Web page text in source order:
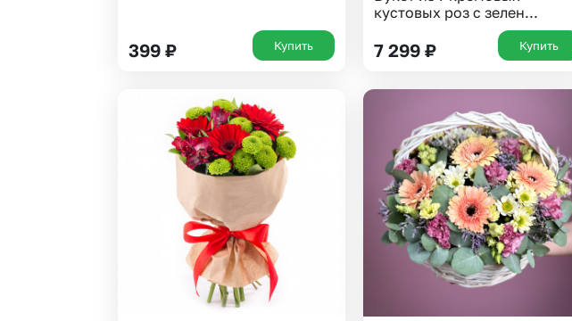
399 ₽ Купить
кустовых роз с зелен...
7 299 ₽ Купить